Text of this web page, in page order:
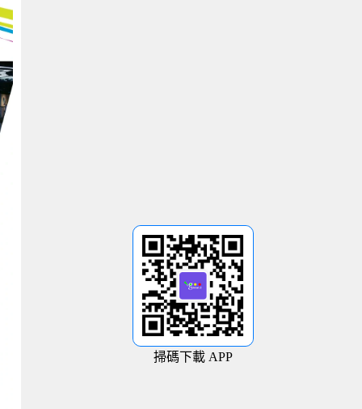
掃碼下載 APP